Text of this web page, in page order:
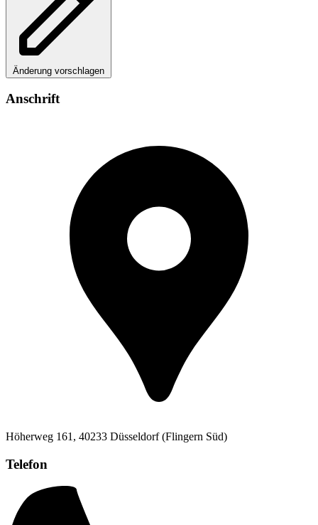
Änderung vorschlagen
Anschrift
Höherweg 161, 40233 Düsseldorf (Flingern Süd)
Telefon